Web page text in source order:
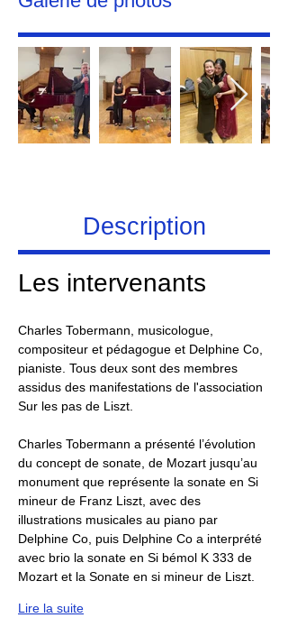
Description
Les intervenants
Charles Tobermann, musicologue,
compositeur et pédagogue et Delphine Co,
pianiste. Tous deux sont des membres
assidus des manifestations de l'association
Sur les pas de Liszt.
Charles Tobermann a présenté l’évolution
du concept de sonate, de Mozart jusqu’au
monument que représente la sonate en Si
mineur de Franz Liszt, avec des
illustrations musicales au piano par
Delphine Co, puis Delphine Co a interprété
avec brio la sonate en Si bémol K 333 de
Mozart et la Sonate en si mineur de Liszt.
Lire la suite